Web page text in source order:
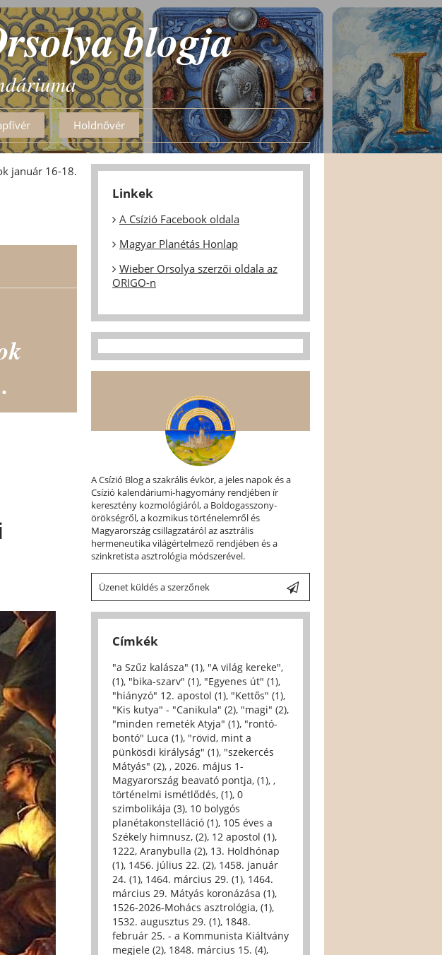
blogja
Holdnővér
január 16-18.
Linkek
A Csízió Facebook oldala
Magyar Planétás Honlap
Wieber Orsolya szerzői oldala az
ORIGO-n
A Csízió Blog a szakrális évkör, a jeles napok és a
Csízió kalendáriumi-hagyomány rendjében ír
keresztény kozmológiáról, a Boldogasszony-
örökségről, a kozmikus történelemről és
Magyarország csillagzatáról az asztrális
hermeneutika világértelmező rendjében és a
szinkretista asztrológia módszerével.
Üzenet küldés a szerzőnek
Címkék
"a Szűz kalásza" (1), "A világ kereke",
(1), "bika-szarv" (1), "Egyenes út" (1),
"hiányzó" 12. apostol (1), "Kettős" (1),
"Kis kutya" - "Canikula" (2), "magi" (2),
"minden remeték Atyja" (1), "rontó-
bontó" Luca (1), "rövid, mint a
pünkösdi királyság" (1), "szekercés
Mátyás" (2), , 2026. május 1-
Magyarország beavató pontja, (1), ,
történelmi ismétlődés, (1), 0
szimbolikája (3), 10 bolygós
planétakonstelláció (1), 105 éves a
Székely himnusz, (2), 12 apostol (1),
1222, Aranybulla (2), 13. Holdhónap
(1), 1456. július 22. (2), 1458. január
24. (1), 1464. március 29. (1), 1464.
március 29. Mátyás koronázása (1),
1526-2026-Mohács asztrológia, (1),
1532. augusztus 29. (1), 1848.
február 25. - a Kommunista Kiáltvány
megjele (2), 1848. március 15. (4),